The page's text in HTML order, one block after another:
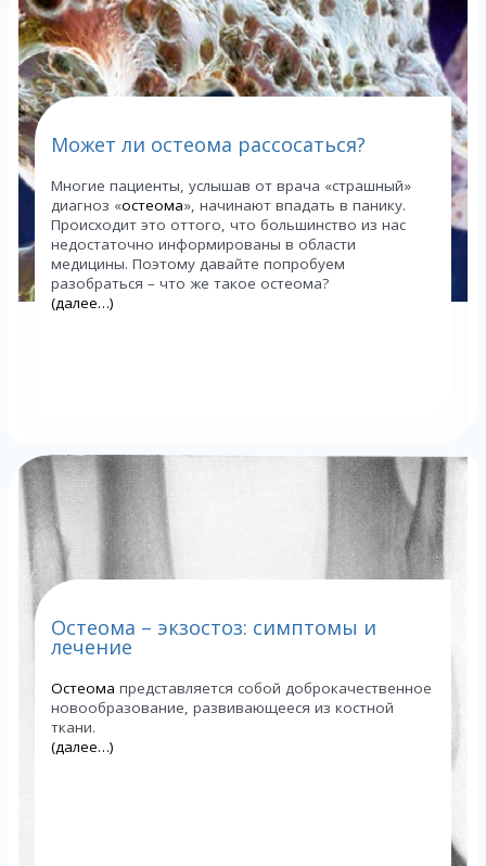
Может ли остеома рассосаться?
Многие пациенты, услышав от врача «страшный»
диагноз «остеома», начинают впадать в панику.
Происходит это оттого, что большинство из нас
недостаточно информированы в области
медицины. Поэтому давайте попробуем
разобраться – что же такое остеома?
(далее…)
Остеома – экзостоз: симптомы и
лечение
Остеома представляется собой доброкачественное
новообразование, развивающееся из костной
ткани.
(далее…)